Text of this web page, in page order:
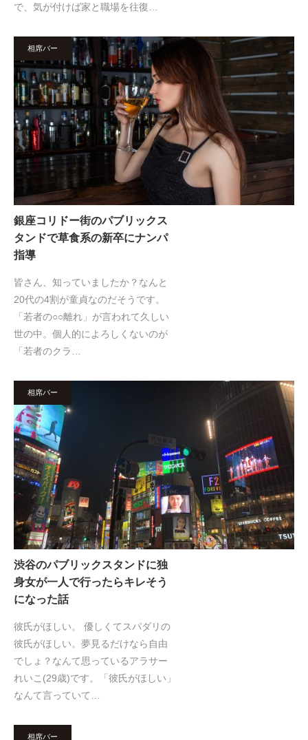
で、気が付けば家と職場を往復…
相席バー
銀座コリドー街のパブリックス
タンドで草食系の新卒にナンパ
指導
皆さん、知っていましたか？なんと
20代の4割が童貞なのだそうです。
「若者の○○離れ」が言われて久しい
世の中。個人的によろしくないのが
「若者のクラ…
相席バー
渋谷のパブリックスタンドに独
身女が一人で行ったらキレそう
になった話
彼氏がほしい。 優しくてスパダリの
彼氏がほしい。夢見るだけなら自由
でしょ？なんて思っているアラサー
れいこ(29歳)です。「彼氏がほしい」
なんて言っていて…
相席バー